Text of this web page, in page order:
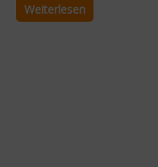
Weiterlesen